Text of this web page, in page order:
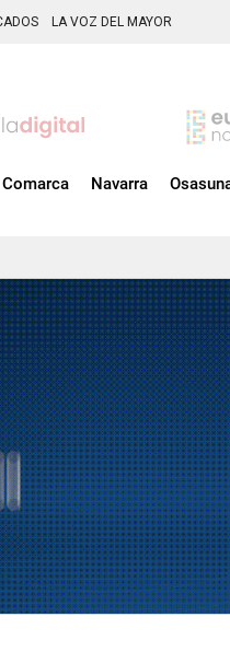
LA VOZ DEL MAYOR
Comarca Navarra